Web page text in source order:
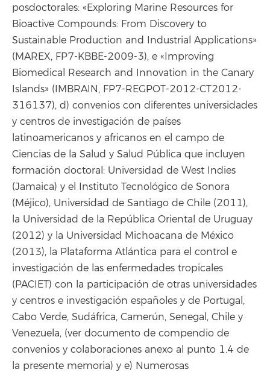
posdoctorales: «Exploring Marine Resources for
Bioactive Compounds: From Discovery to
Sustainable Production and Industrial Applications»
(MAREX, FP7-KBBE-2009-3), e «Improving
Biomedical Research and Innovation in the Canary
Islands» (IMBRAIN, FP7-REGPOT-2012-CT2012-
316137), d) convenios con diferentes universidades
y centros de investigación de países
latinoamericanos y africanos en el campo de
Ciencias de la Salud y Salud Pública que incluyen
formación doctoral: Universidad de West Indies
(Jamaica) y el Instituto Tecnológico de Sonora
(Méjico), Universidad de Santiago de Chile (2011),
la Universidad de la República Oriental de Uruguay
(2012) y la Universidad Michoacana de México
(2013), la Plataforma Atlántica para el control e
investigación de las enfermedades tropicales
(PACIET) con la participación de otras universidades
y centros e investigación españoles y de Portugal,
Cabo Verde, Sudáfrica, Camerún, Senegal, Chile y
Venezuela, (ver documento de compendio de
convenios y colaboraciones anexo al punto 1.4 de
la presente memoria) y e) Numerosas